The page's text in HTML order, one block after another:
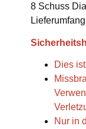
8 Schuss
Dies
Nur in